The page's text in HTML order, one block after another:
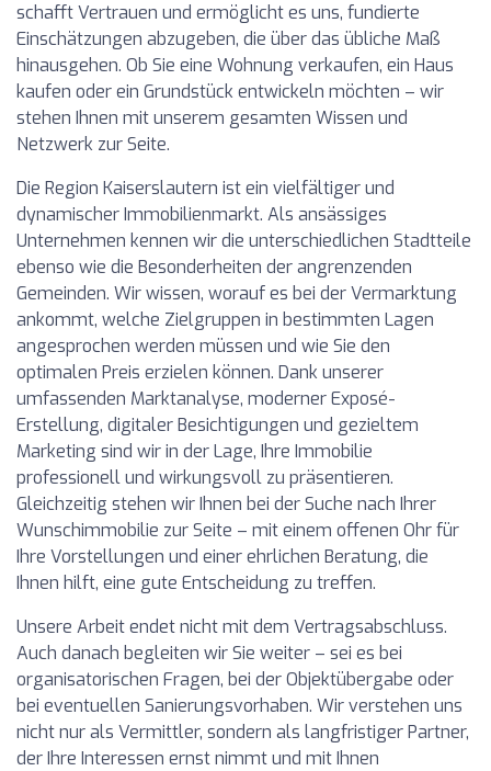
schafft Vertrauen und ermöglicht es uns, fundierte
Einschätzungen abzugeben, die über das übliche Maß
hinausgehen. Ob Sie eine Wohnung verkaufen, ein Haus
kaufen oder ein Grundstück entwickeln möchten – wir
stehen Ihnen mit unserem gesamten Wissen und
Netzwerk zur Seite.
Die Region Kaiserslautern ist ein vielfältiger und
dynamischer Immobilienmarkt. Als ansässiges
Unternehmen kennen wir die unterschiedlichen Stadtteile
ebenso wie die Besonderheiten der angrenzenden
Gemeinden. Wir wissen, worauf es bei der Vermarktung
ankommt, welche Zielgruppen in bestimmten Lagen
angesprochen werden müssen und wie Sie den
optimalen Preis erzielen können. Dank unserer
umfassenden Marktanalyse, moderner Exposé-
Erstellung, digitaler Besichtigungen und gezieltem
Marketing sind wir in der Lage, Ihre Immobilie
professionell und wirkungsvoll zu präsentieren.
Gleichzeitig stehen wir Ihnen bei der Suche nach Ihrer
Wunschimmobilie zur Seite – mit einem offenen Ohr für
Ihre Vorstellungen und einer ehrlichen Beratung, die
Ihnen hilft, eine gute Entscheidung zu treffen.
Unsere Arbeit endet nicht mit dem Vertragsabschluss.
Auch danach begleiten wir Sie weiter – sei es bei
organisatorischen Fragen, bei der Objektübergabe oder
bei eventuellen Sanierungsvorhaben. Wir verstehen uns
nicht nur als Vermittler, sondern als langfristiger Partner,
der Ihre Interessen ernst nimmt und mit Ihnen